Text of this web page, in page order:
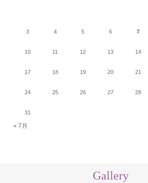
3 4 5 6 7
10 11 12 13 14
17 18 19 20 21
24 25 26 27 28
31
« 7月
Gallery